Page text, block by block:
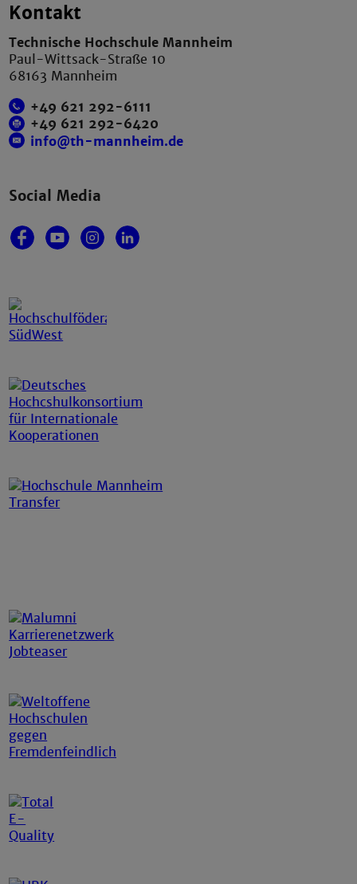
Kontakt
Technische Hochschule Mannheim
Paul-Wittsack-Straße 10
68163 Mannheim
+49 621 292-6111
+49 621 292-6420
info@th-mannheim.de
Social Media